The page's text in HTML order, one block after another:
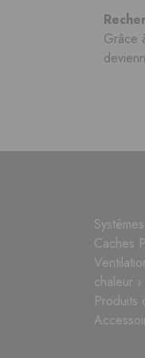
Grâce
Caches
chaleur ›
Produits